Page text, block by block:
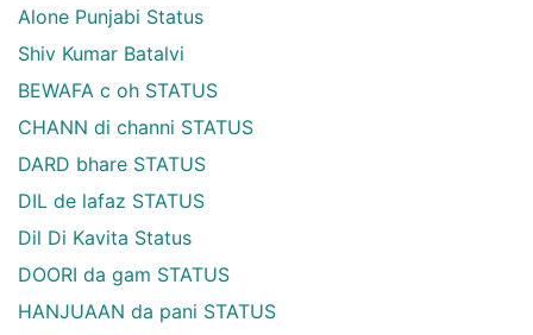
Alone Punjabi Status
Shiv Kumar Batalvi
BEWAFA c oh STATUS
CHANN di channi STATUS
DARD bhare STATUS
DIL de lafaz STATUS
Dil Di Kavita Status
DOORI da gam STATUS
HANJUAAN da pani STATUS